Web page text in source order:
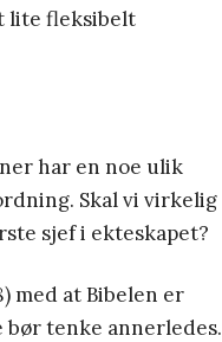
lite fleksibelt
har en noe ulik
Skal vi virkelig
sjef i ekteskapet?
med at Bibelen er
tenke annerledes.